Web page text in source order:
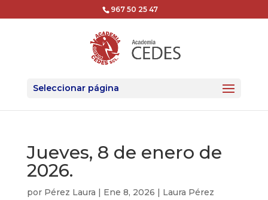
967 50 25 47
Seleccionar página
Jueves, 8 de enero de
2026.
por Pérez Laura | Ene 8, 2026 | Laura Pérez